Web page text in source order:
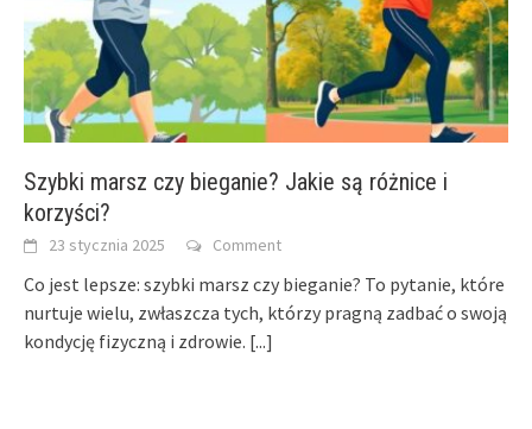
Szybki marsz czy bieganie? Jakie są różnice i
korzyści?
23 stycznia 2025 Comment
Co jest lepsze: szybki marsz czy bieganie? To pytanie, które
nurtuje wielu, zwłaszcza tych, którzy pragną zadbać o swoją
kondycję fizyczną i zdrowie. [...]